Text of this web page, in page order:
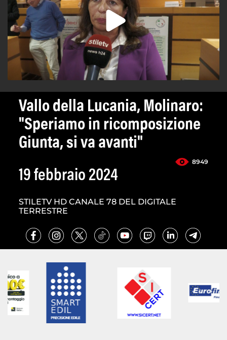
Vallo della Lucania, Molinaro:
"Speriamo in ricomposizione
Giunta, si va avanti"
8949
19 febbraio 2024
STILETV HD CANALE 78 DEL DIGITALE
TERRESTRE